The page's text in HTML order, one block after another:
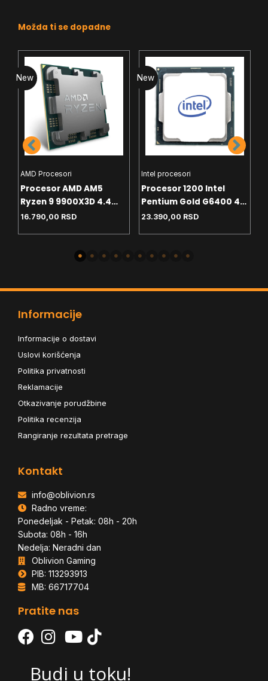
Možda ti se dopadne
New
AMD Procesori
Procesor AMD AM5
Ryzen 9 9900X3D 4.4
GHz Tray
16.790,00 RSD
New
Intel procesori
Procesor 1200 Intel
Pentium Gold G6400 4.0
GHz Tray
23.390,00 RSD
Informacije
Informacije o dostavi
Uslovi korišćenja
Politika privatnosti
Reklamacije
Otkazivanje porudžbine
Politika recenzija
Rangiranje rezultata pretrage
Kontakt
info@oblivion.rs
Radno vreme:
Ponedeljak - Petak: 08h - 20h
Subota: 08h - 16h
Nedelja: Neradni dan
Oblivion Gaming
PIB: 113293913
MB: 66717704
Pratite nas
Budi u toku!